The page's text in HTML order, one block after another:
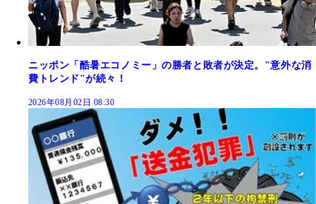
ニッポン「酷暑エコノミー」の勝者と敗者が決定。"意外な消
費トレンド"が続々！
2026年08月02日 08:30